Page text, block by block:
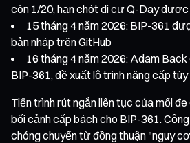
còn 1/20; hạn chót di cư Q-Day được
15 tháng 4 năm 2026: BIP-361
bản nháp trên GitHub
16 tháng 4 năm 2026: Adam Back
BIP-361, đề xuất lộ trình nâng cấp
Tiến trình rút ngắn liên tục của mối
bối cảnh cấp bách cho BIP-361.
chóng chuyển từ đồng thuận "nguy